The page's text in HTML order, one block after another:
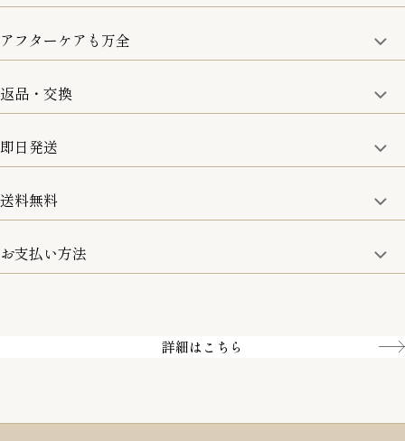
商品金額の10%をポイント還元いたします。
アフターケアも万全
取り扱い商品はすべて正規品となります。
修理などのご相談に関しましては、責任を持って対応させてい
ただきます。
返品・交換
8日以内なら、返品・交換も可能です。
即日発送
15:00までのご注文は即日発送
お取寄せ商品を除く
送料無料
5,500円(税込)以上で全国送料無料となります。
お支払い方法
詳細はこちら